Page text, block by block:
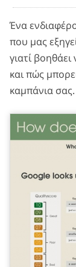
Ένα
που μας
γιατί
και πώς
καμπάνια σας.